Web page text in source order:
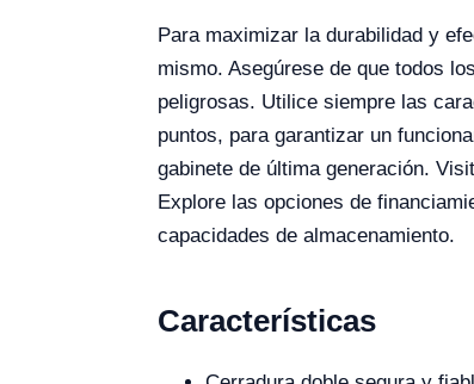
Para maximizar la durabilidad y
mismo. Asegúrese de que todos
peligrosas. Utilice siempre las
puntos, para garantizar un
gabinete de última generación.
Explore las opciones de
capacidades de almacenamiento.
Características